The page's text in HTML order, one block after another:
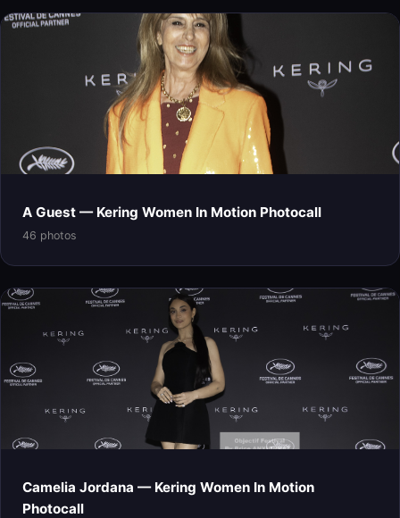
A Guest — Kering Women In Motion Photocall
46 photos
Camelia Jordana — Kering Women In Motion
Photocall